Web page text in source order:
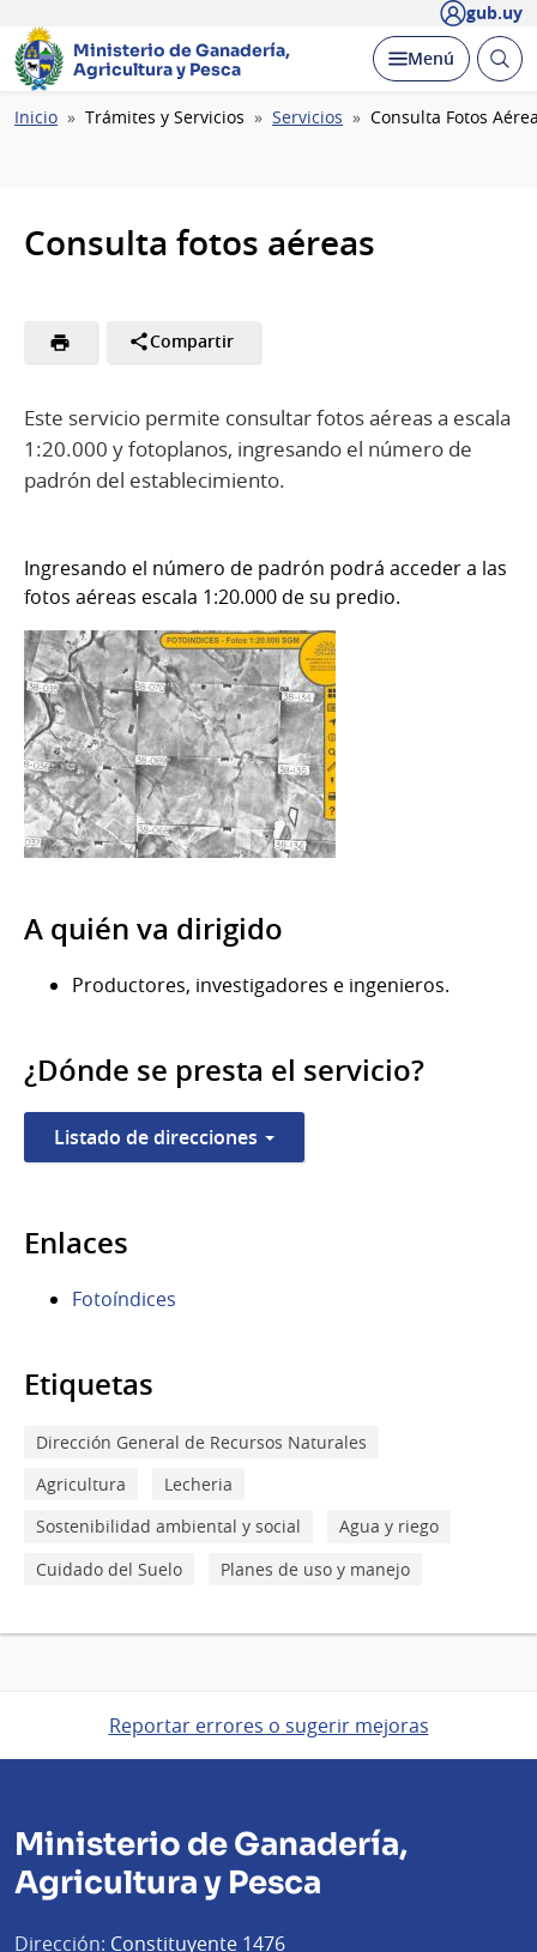
gub.uy
Ministerio de Ganadería,
Agricultura y Pesca
Desplegar
Menú Abrir
Ruta
Inicio Trámites y Servicios Servicios Consulta Fotos
Consulta fotos aéreas
Compartir
Este servicio permite consultar fotos aéreas a escala
1:20.000 y fotoplanos, ingresando el número de
padrón del establecimiento.
Ingresando el número de padrón podrá acceder a las
fotos aéreas escala 1:20.000 de su predio.
A quién va dirigido
Productores, investigadores e ingenieros.
¿Dónde se presta el servicio?
Listado de direcciones
Enlaces
Fotoíndices
Etiquetas
Dirección General de Recursos Naturales
Agricultura
Lecheria
Sostenibilidad ambiental y social
Agua y riego
Cuidado del Suelo
Planes de uso y manejo
Reportar errores o sugerir mejoras
Ministerio de Ganadería,
Agricultura y Pesca
Dirección: Constituyente 1476